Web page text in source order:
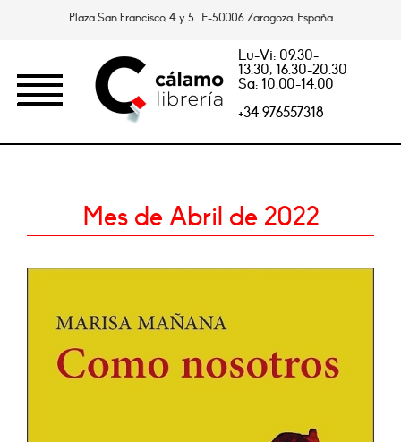
Plaza San Francisco, 4 y 5. E-50006 Zaragoza, España
Lu-Vi: 09.30-
13.30, 16.30-20.30
Sa: 10.00-14.00
+34 976557318
Mes de Abril de 2022